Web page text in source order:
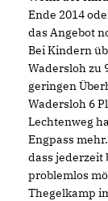
Ende 2014
das Angebot
Bei Kindern
Wadersloh zu
geringen
Wadersloh 6
Lechtenweg
Engpass
dass jederzeit
problemlos
Thegelkamp